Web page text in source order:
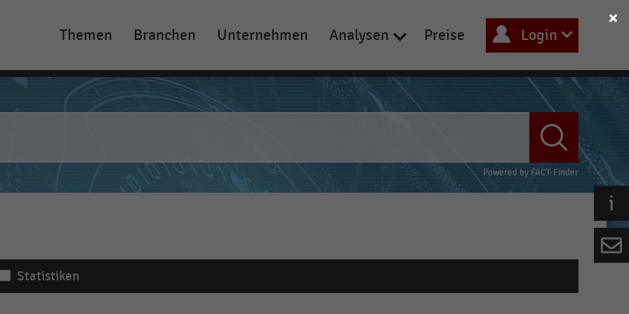
Main
navigation
Themen Branchen Unternehmen Analysen Preise Login
Powered by FACT-Finder
Statistiken